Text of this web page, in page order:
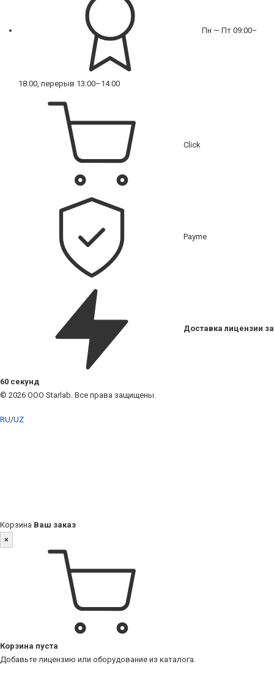
Пн — Пт 09:00–
18:00, перерыв 13:00–14:00
Click
Payme
Доставка лицензии за
60 секунд
© 2026 ООО Starlab. Все права защищены.
RU/UZ
Корзина Ваш заказ
×
Корзина пуста
Добавьте лицензию или оборудование из каталога.